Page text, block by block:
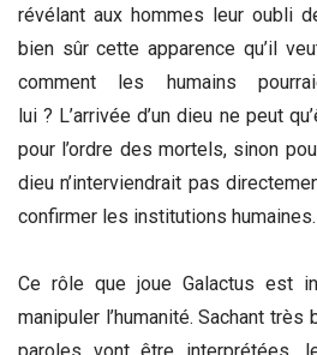
révélant aux hommes leur oubli
bien sûr cette apparence qu’il
comment les humains
lui ? L’arrivée d’un dieu ne peut
pour l’ordre des mortels, sinon
dieu n’interviendrait pas
confirmer les institutions humaines.
Ce rôle que joue Galactus est
manipuler l’humanité. Sachant
paroles vont être interprétées,